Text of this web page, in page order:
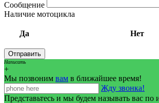
Сообщение
Наличие мотоцикла
Да Нет
Написать
+
Мы позвоним вам в ближайшее время!
Жду звонка!
Представьтесь и мы будем называть вас по